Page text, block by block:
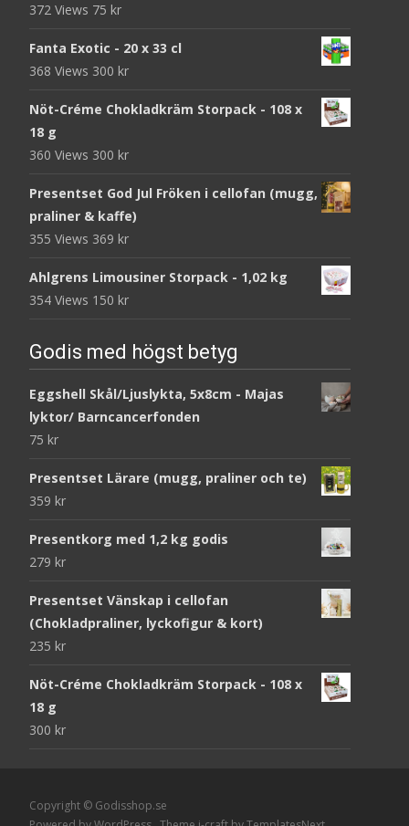
372 Views 75 kr
Fanta Exotic - 20 x 33 cl
368 Views 300 kr
Nöt-Créme Chokladkräm Storpack - 108 x
18 g
360 Views 300 kr
Presentset God Jul Fröken i cellofan (mugg,
praliner & kaffe)
355 Views 369 kr
Ahlgrens Limousiner Storpack - 1,02 kg
354 Views 150 kr
Godis med högst betyg
Eggshell Skål/Ljuslykta, 5x8cm - Majas
lyktor/ Barncancerfonden
75 kr
Presentset Lärare (mugg, praliner och te)
359 kr
Presentkorg med 1,2 kg godis
279 kr
Presentset Vänskap i cellofan
(Chokladpraliner, lyckofigur & kort)
235 kr
Nöt-Créme Chokladkräm Storpack - 108 x
18 g
300 kr
Copyright © Godisshop.se